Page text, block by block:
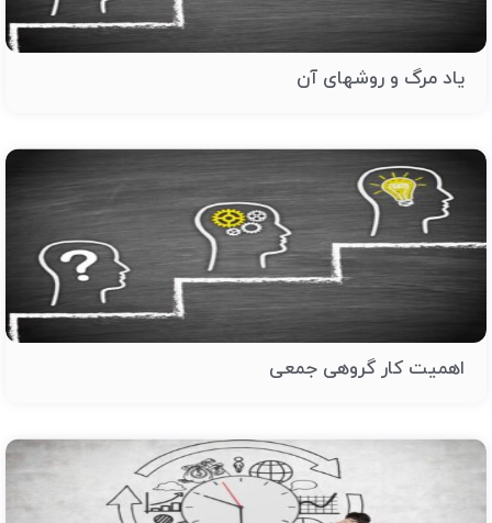
یاد مرگ و روشهای آن
اهمیت کار گروهی جمعی